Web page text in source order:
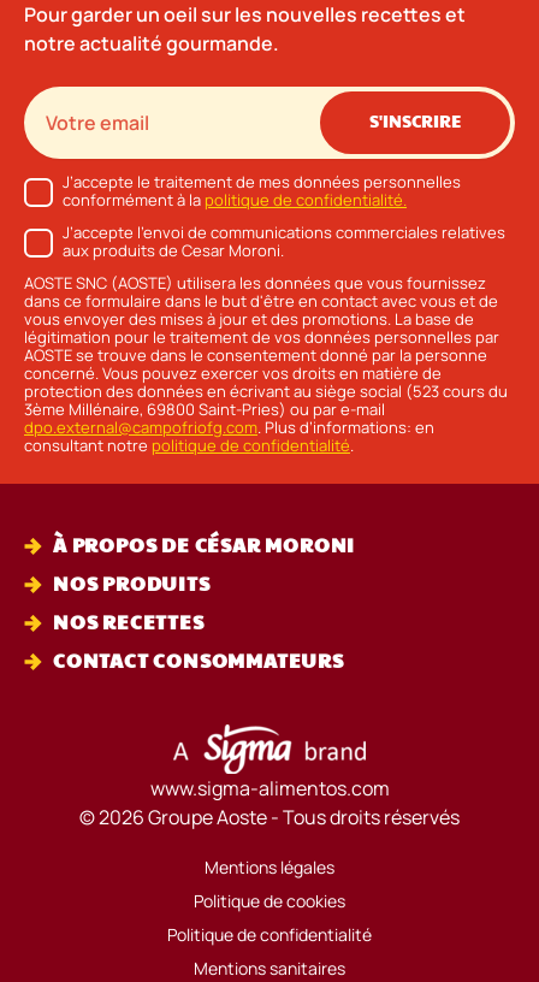
Pour garder un oeil sur les nouvelles recettes et
notre actualité gourmande.
S'INSCRIRE
J’accepte le traitement de mes données personnelles
conformément à la politique de confidentialité.
J’accepte l’envoi de communications commerciales relatives
aux produits de Cesar Moroni.
AOSTE SNC (AOSTE) utilisera les données que vous fournissez
dans ce formulaire dans le but d'être en contact avec vous et de
vous envoyer des mises à jour et des promotions. La base de
légitimation pour le traitement de vos données personnelles par
AOSTE se trouve dans le consentement donné par la personne
concerné. Vous pouvez exercer vos droits en matière de
protection des données en écrivant au siège social (523 cours du
3ème Millénaire, 69800 Saint-Pries) ou par e-mail
dpo.external@campofriofg.com. Plus d’informations: en
consultant notre politique de confidentialité.
À PROPOS DE CÉSAR MORONI
NOS PRODUITS
NOS RECETTES
CONTACT CONSOMMATEURS
www.sigma-alimentos.com
© 2026 Groupe Aoste - Tous droits réservés
Mentions légales
Politique de cookies
Politique de confidentialité
Mentions sanitaires